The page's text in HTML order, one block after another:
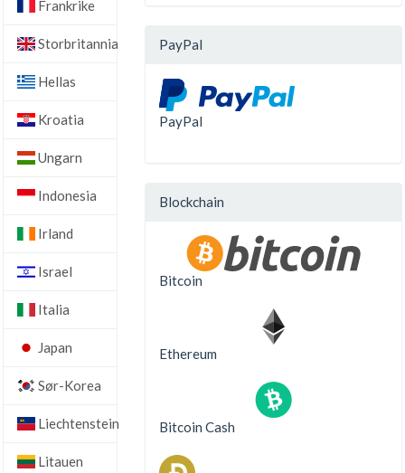
Frankrike
Storbritannia
Hellas
Kroatia
Ungarn
Indonesia
Irland
Israel
Italia
Japan
Sør-Korea
Liechtenstein
Litauen
PayPal
PayPal
Blockchain
Bitcoin
Ethereum
Bitcoin Cash